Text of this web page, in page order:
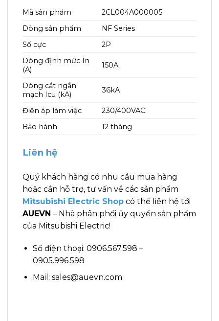
Mã sản phẩm
2CL004A000005
Dòng sản phẩm
NF Series
Số cực
2P
Dòng định mức In
(A)
150A
Dòng cắt ngắn
mạch Icu (kA)
36kA
Điện áp làm việc
230/400VAC
Bảo hành
12 tháng
Liên hệ
Quý khách hàng có nhu cầu mua hàng
hoặc cần hỗ trợ, tư vấn về các sản phẩm
Mitsubishi Electric Shop có thể liên hệ tới
AUEVN – Nhà phân phối ủy quyền sản phẩm
của Mitsubishi Electric!
Số điện thoại: 0906.567.598 –
0905.996.598
Mail: sales@auevn.com